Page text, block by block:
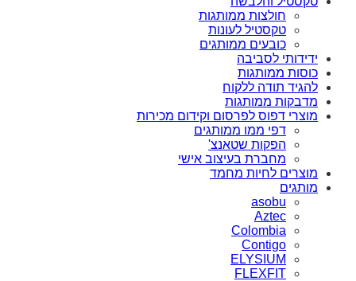
חולצות ממותגות
טקסטיל לעונות
כובעים ממותגים
ידידותי לסביבה
כוסות ממותגות
להגיד תודה ללקוח
מדבקות ממותגות
מוצרי דפוס לפרסום וקידום מכירות
דפי ממו ממותגים
הפקות שטאנצ'
מחברת בעיצוב אישי
מוצרים לחיות מחמד
מותגים
asobu
Aztec
Colombia
Contigo
ELYSIUM
FLEXFIT